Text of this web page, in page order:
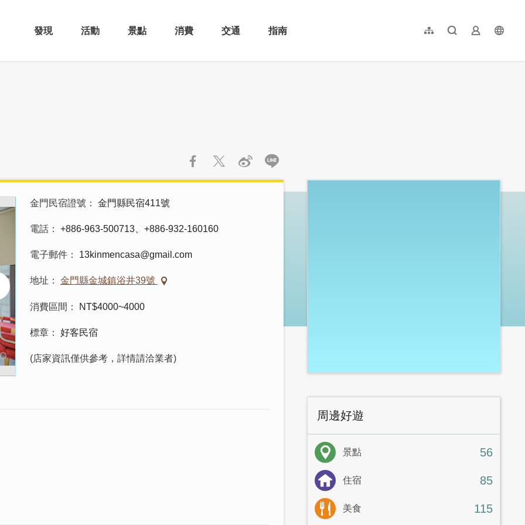
發現 活動 景點 消費 交通 指南 網站導覽全文檢索業者登入
简体中文
金門民宿證號 金門縣民宿411號
電話 +886-963-500713、+886-932-160160
電子郵件 13kinmencasa@gmail.com
地址 金門縣金城鎮浴井39號
消費區間 NT$4000~4000
標章 好客民宿
(店家資訊僅供參考，詳情請洽業者)
:::
周邊好遊
景點 56
住宿 85
美食 115